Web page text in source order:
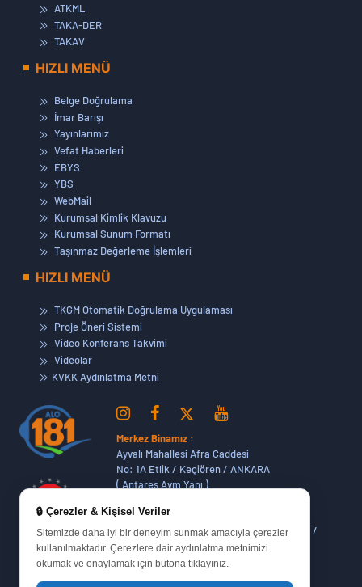
🔒 Çerezler & Kişisel Veriler
Sitemizde daha iyi bir deneyim sunmak amacıyla çerezler
kullanılmaktadır. Çerezlere dair aydınlatma metnimizi
okumak ve onaylamak için butona tıklayınız.
ATKML
TAKA-DER
TAKAV
HIZLI MENÜ
Belge Doğrulama
İmar Barışı
Yayınlarımız
Vefat Haberleri
EBYS
YBS
WebMail
Kurumsal Kimlik Klavuzu
Kurumsal Sunum Formatı
Taşınmaz Değerleme İşlemleri
HIZLI MENÜ
TKGM Otomatik Doğrulama Uygulaması
Proje Öneri Sistemi
Video Konferans Takvimi
Videolar
KVKK Aydınlatma Metni
Merkez Binamız :
Ayvalı Mahallesi Afra Caddesi
No: 1A Etlik / Keçiören / ANKARA
( Antares Avm Yanı )
Dikmen Hizmet Binamız :
Dikmen Caddesi No:14 (06420) Bakanlıklar /
ANKARA